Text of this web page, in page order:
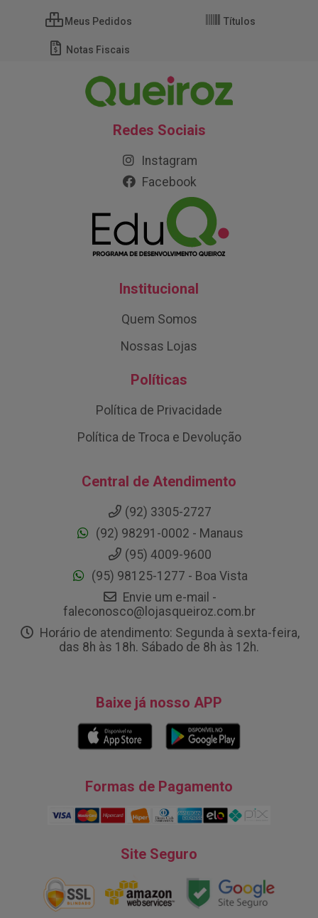
Meus Pedidos Títulos
Notas Fiscais
Redes Sociais
Instagram
Facebook
Institucional
Quem Somos
Nossas Lojas
Políticas
Política de Privacidade
Política de Troca e Devolução
Central de Atendimento
(92) 3305-2727
(92) 98291-0002 - Manaus
(95) 4009-9600
(95) 98125-1277 - Boa Vista
Envie um e-mail -
faleconosco@lojasqueiroz.com.br
Horário de atendimento: Segunda à sexta-feira,
das 8h às 18h. Sábado de 8h às 12h.
Baixe já nosso APP
Formas de Pagamento
Site Seguro